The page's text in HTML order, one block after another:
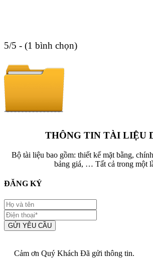
5/5 - (1 bình chọn)
THÔNG TIN TÀI LIỆU
Bộ tài liệu bao gồm: thiết kế mặt bằng,
bảng giá, … Tất cả trong một
ĐĂNG KÝ
GỬI YÊU CẦU
Cảm ơn Quý Khách Đã gửi thông tin.